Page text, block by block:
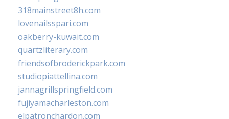
318mainstreet8h.com
lovenailsspari.com
oakberry-kuwait.com
quartzliterary.com
friendsofbroderickpark.com
studiopiattellina.com
jannagrillspringfield.com
fujiyamacharleston.com
elpatronchardon.com